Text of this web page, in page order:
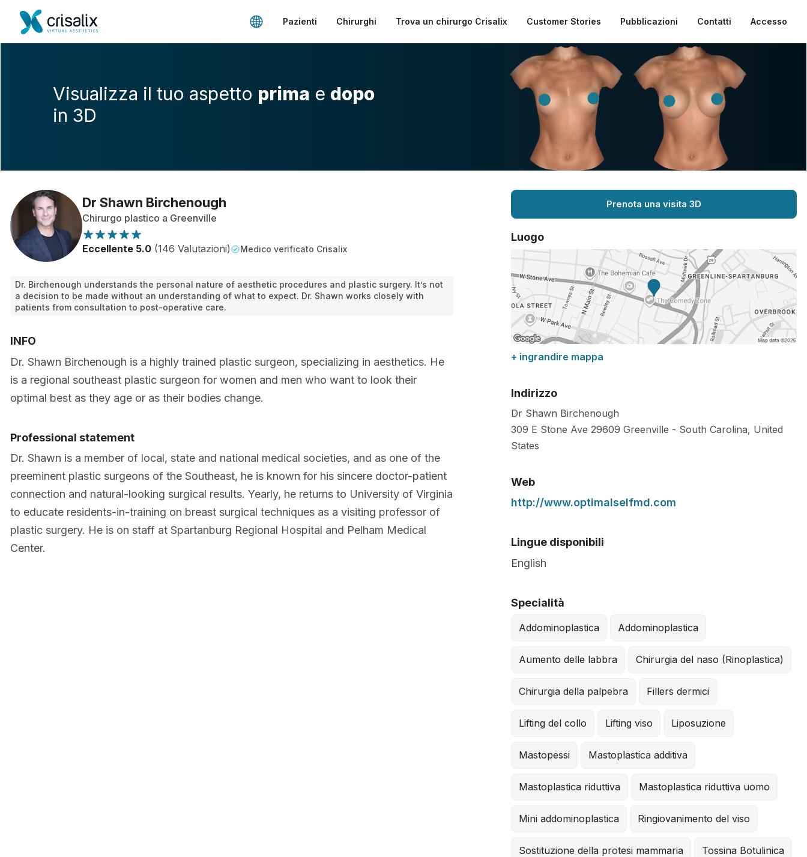
Pazienti Chirurghi Trova un chirurgo Crisalix Customer Stories Pubblicazioni Contatti Accesso
Visualizza il tuo aspetto prima e dopo
in 3D
Dr Shawn Birchenough
Chirurgo plastico a Greenville
Eccellente 5.0 (146 Valutazioni) Medico verificato Crisalix
Dr. Birchenough understands the personal nature of aesthetic procedures and plastic surgery. It’s not
a decision to be made without an understanding of what to expect. Dr. Shawn works closely with
patients from consultation to post-operative care.
INFO
Dr. Shawn Birchenough is a highly trained plastic surgeon, specializing in aesthetics. He
is a regional southeast plastic surgeon for women and men who want to look their
optimal best as they age or as their bodies change.
Professional statement
Dr. Shawn is a member of local, state and national medical societies, and as one of the
preeminent plastic surgeons of the Southeast, he is known for his sincere doctor-patient
connection and natural-looking surgical results. Yearly, he returns to University of Virginia
to educate residents-in-training on breast surgical techniques as a visiting professor of
plastic surgery. He is on staff at Spartanburg Regional Hospital and Pelham Medical
Center.
Prenota una visita 3D
Luogo
+ ingrandire mappa
Indirizzo
Dr Shawn Birchenough
309 E Stone Ave 29609 Greenville - South Carolina, United
States
Web
http://www.optimalselfmd.com
Lingue disponibili
English
Specialità
Addominoplastica Addominoplastica
Aumento delle labbra Chirurgia del naso (Rinoplastica)
Chirurgia della palpebra Fillers dermici
Lifting del collo Lifting viso Liposuzione
Mastopessi Mastoplastica additiva
Mastoplastica riduttiva Mastoplastica riduttiva uomo
Mini addominoplastica Ringiovanimento del viso
Sostituzione della protesi mammaria Tossina Botulinica